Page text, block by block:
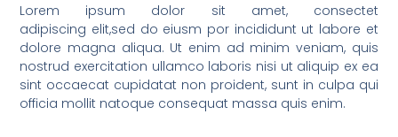
Lorem ipsum dolor sit amet, consectet
adipiscing elit,sed do eiusm por incididunt ut labore et
dolore magna aliqua. Ut enim ad minim veniam, quis
nostrud exercitation ullamco laboris nisi ut aliquip ex ea
sint occaecat cupidatat non proident, sunt in culpa qui
officia mollit natoque consequat massa quis enim.